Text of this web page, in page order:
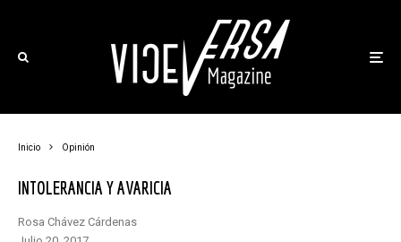
Inicio Opinión
INTOLERANCIA Y AVARICIA
Rosa Chávez Cárdenas